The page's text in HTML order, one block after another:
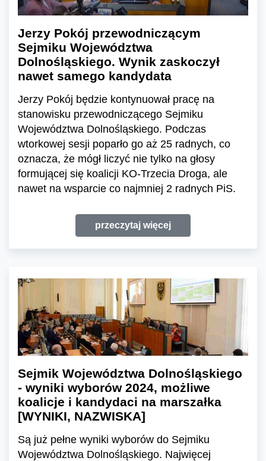
Jerzy Pokój przewodniczącym
Sejmiku Województwa
Dolnośląskiego. Wynik zaskoczył
nawet samego kandydata
Jerzy Pokój będzie kontynuował pracę na
stanowisku przewodniczącego Sejmiku
Województwa Dolnośląskiego. Podczas
wtorkowej sesji poparło go aż 25 radnych, co
oznacza, że mógł liczyć nie tylko na głosy
formującej się koalicji KO-Trzecia Droga, ale
nawet na wsparcie co najmniej 2 radnych PiS.
przeczytaj więcej
Sejmik Województwa Dolnośląskiego
- wyniki wyborów 2024, możliwe
koalicje i kandydaci na marszałka
[WYNIKI, NAZWISKA]
Są już pełne wyniki wyborów do Sejmiku
Województwa Dolnośląskiego. Najwięcej